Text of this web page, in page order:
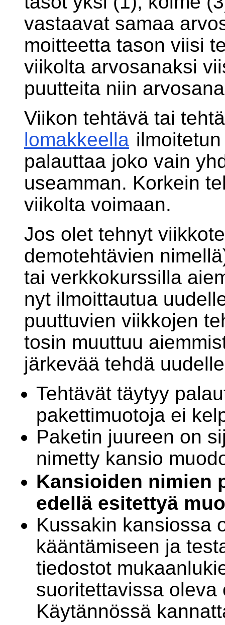
vastaavat samaa
moitteetta tason viisi
viikolta arvosanaksi
puutteita niin
Viikon tehtävä tai
lomakkeella
palauttaa joko vain
useamman. Korkein
viikolta voimaan.
Jos olet tehnyt
demotehtävien
tai verkkokurssilla
nyt ilmoittautua
puuttuvien viikkojen
tosin muuttuu
järkevää tehdä
Tehtävät täytyy
pakettimuotoja ei
Paketin juureen on
nimetty kansio
Kansioiden nimien
edellä esitettyä
Kussakin kansiossa
kääntämiseen ja
tiedostot
suoritettavissa
Käytännössä